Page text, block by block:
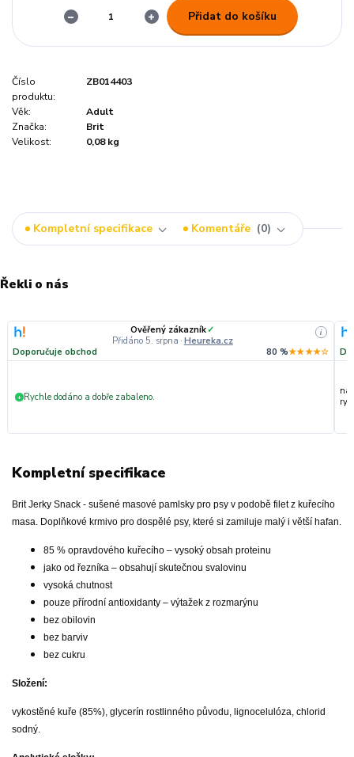
Přidat do košíku
Číslo
produktu:
ZB014403
Věk:
Adult
Značka:
Brit
Velikost:
0,08 kg
Kompletní specifikace Komentáře 0
Řekli o nás
Ověřený zákazník✓
Přidáno 5. srpna · Heureka.cz
i
Doporučuje obchod 80 %★★★★☆
+ Rychle dodáno a dobře zabaleno.
Kompletní specifikace
Brit Jerky Snack - sušené masové pamlsky pro psy v podobě filet z kuřecího
masa. Doplňkové krmivo pro dospělé psy, které si zamiluje malý i větší hafan.
85 % opravdového kuřecího – vysoký obsah proteinu
jako od řezníka – obsahují skutečnou svalovinu
vysoká chutnost
pouze přírodní antioxidanty – výtažek z rozmarýnu
bez obilovin
bez barviv
bez cukru
Složení:
vykostěné kuře (85%), glycerín rostlinného původu, lignocelulóza, chlorid
sodný.